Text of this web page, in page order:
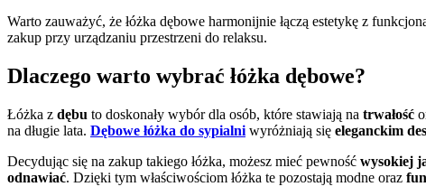
Warto zauważyć, że łóżka dębowe harmonijnie łączą estetykę z
zakup przy urządzaniu przestrzeni do relaksu.
Dlaczego warto wybrać łóżka dębowe?
Łóżka z dębu to doskonały wybór dla osób, które stawiają na trwałość
na długie lata. Dębowe łóżka do sypialni wyróżniają się eleganckim
Decydując się na zakup takiego łóżka, możesz mieć pewność wysokiej
odnawiać. Dzięki tym właściwościom łóżka te pozostają modne oraz